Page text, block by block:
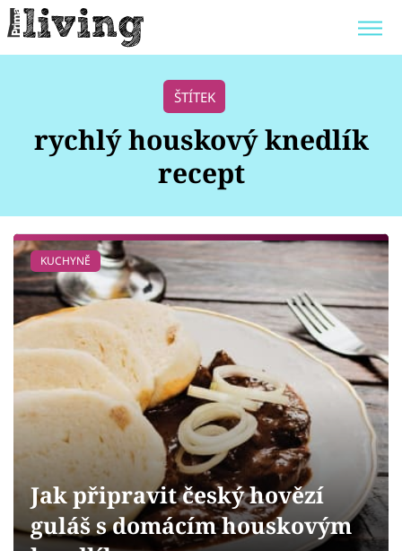
POKOJOVÉ KVĚTINY
ZAHRADA
Bydlení
Zahrada
Design
Sledujte prima+
Přihlášení
Sledujte nás
ŠTÍTEK
rychlý houskový knedlík
recept
KUCHYNĚ
Jak připravit český hovězí
guláš s domácím houskovým